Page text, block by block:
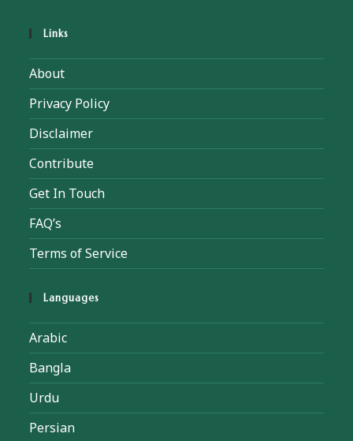
Links
About
Privacy Policy
Disclaimer
Contribute
Get In Touch
FAQ’s
Terms of Service
Languages
Arabic
Bangla
Urdu
Persian